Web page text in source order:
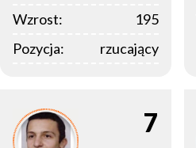
Wzrost:
195
Pozycja:
rzucający
7